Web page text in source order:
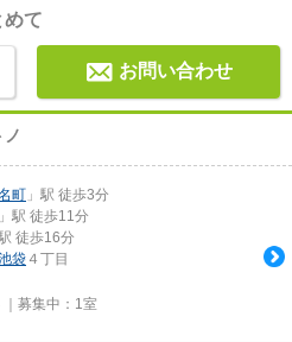
めて
お問い合わせ
町 」駅 徒歩3分
」駅 徒歩11分
徒歩16分
袋 ４丁目
募集中： 1室